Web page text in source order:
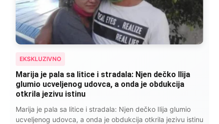
EKSKLUZIVNO
Marija je pala sa litice i stradala: Njen dečko Ilija
glumio ucveljenog udovca, a onda je obdukcija
otkrila jezivu istinu
Marija je pala sa litice i stradala: Njen dečko Ilija glumio
ucveljenog udovca, a onda je obdukcija otkrila jezivu istinu